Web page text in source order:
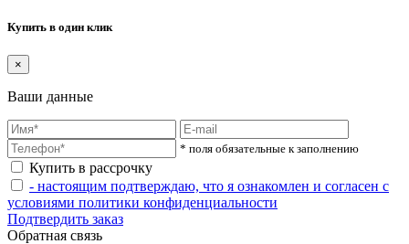
Купить в один клик
×
Ваши данные
* поля обязательные к заполнению
Купить в рассрочку
- настоящим подтверждаю, что я ознакомлен и согласен с
условиями политики конфиденциальности
Подтвердить заказ
Обратная связь